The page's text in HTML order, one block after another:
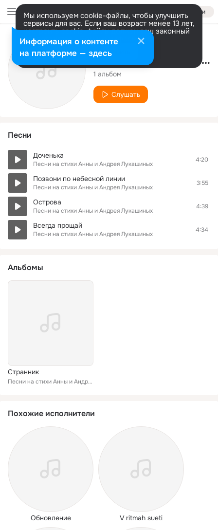
Войти
Мы используем cookie-файлы, чтобы улучшить
сервисы для вас. Если ваш возраст менее 13 лет,
настроить cookie-файлы должен ваш законный
представитель. Больше информации
Разрешить все Настроить
Исполнитель
Песни на стихи Анны и Андрея Лукашиных
1 альбом
Слушать
Песни
Доченька
Песни на стихи Анны и Андрея Лукашиных
4:20
Позвони по небесной линии
Песни на стихи Анны и Андрея Лукашиных
3:55
Острова
Песни на стихи Анны и Андрея Лукашиных
4:39
Всегда прощай
Песни на стихи Анны и Андрея Лукашиных
4:34
Альбомы
Странник
Песни на стихи Анны и Андрея Лукашиных
Похожие исполнители
Обновление V ritmah sueti
Информация о контенте
на платформе — здесь